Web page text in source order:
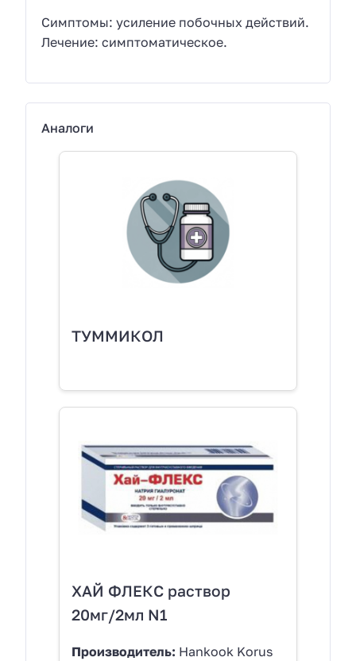
Симптомы: усиление побочных действий.
Лечение: симптоматическое.
Аналоги
ТУММИКОЛ
ХАЙ ФЛЕКС раствор
20мг/2мл N1
Производитель: Hankook Korus